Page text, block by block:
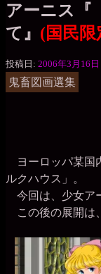
シ
ョ
ン
アーニス『
て』 (国民限
投稿日: 2006年3月16日
鬼畜図画選集
ヨーロッパ某国
ルクハウス」。
今回は、少女ア
この後の展開は